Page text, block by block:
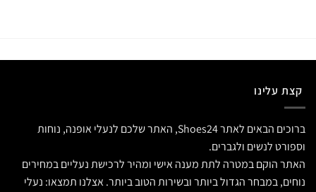
קצת עלינו
ברוכים הבאים לאתר Shoes24, האתר שלכם לנעלי אופנה, נוחות
וספורט לנשים ולגברים.
האתר הוקם במטרה לתת מענה אישי ומהיר לרכישת נעליים במחירים
נוחים, במבחר הגדול ביותר ובשירות הטוב ביותר. אצלנו תמצאו: נעלי